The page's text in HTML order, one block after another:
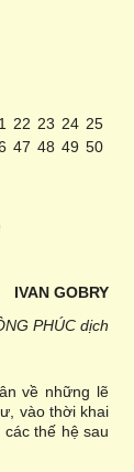
22 23 24 25
47 48 49 50
IVAN GOBRY
PHÚC dịch
về những lẽ
vào thời khai
thế hệ sau